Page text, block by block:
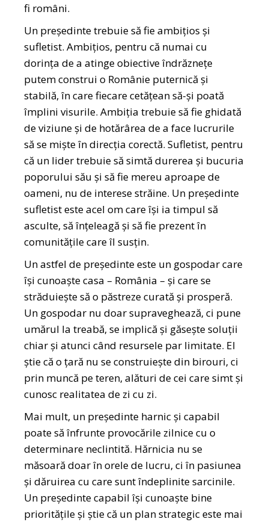
fi români.
Un președinte trebuie să fie ambițios și
sufletist. Ambițios, pentru că numai cu
dorința de a atinge obiective îndrăznețe
putem construi o Românie puternică și
stabilă, în care fiecare cetățean să-și poată
împlini visurile. Ambiția trebuie să fie ghidată
de viziune și de hotărârea de a face lucrurile
să se miște în direcția corectă. Sufletist, pentru
că un lider trebuie să simtă durerea și bucuria
poporului său și să fie mereu aproape de
oameni, nu de interese străine. Un președinte
sufletist este acel om care își ia timpul să
asculte, să înțeleagă și să fie prezent în
comunitățile care îl susțin.
Un astfel de președinte este un gospodar care
își cunoaște casa – România – și care se
străduiește să o păstreze curată și prosperă.
Un gospodar nu doar supraveghează, ci pune
umărul la treabă, se implică și găsește soluții
chiar și atunci când resursele par limitate. El
știe că o țară nu se construiește din birouri, ci
prin muncă pe teren, alături de cei care simt și
cunosc realitatea de zi cu zi.
Mai mult, un președinte harnic și capabil
poate să înfrunte provocările zilnice cu o
determinare neclintită. Hărnicia nu se
măsoară doar în orele de lucru, ci în pasiunea
și dăruirea cu care sunt îndeplinite sarcinile.
Un președinte capabil își cunoaște bine
prioritățile și știe că un plan strategic este mai